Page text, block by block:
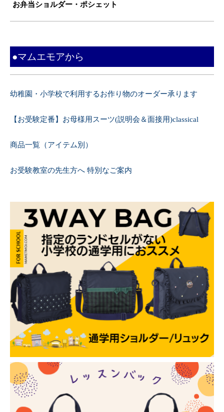
お弁当ショルダー・ポシェット
●マムエモアから
幼稚園・小学校で利用するお作り物のオーダー承ります
【お受験定番】お母様用スーツ(説明会＆面接用)classical
商品一覧（アイテム別）
お受験教室の先生方へ 特別なご案内